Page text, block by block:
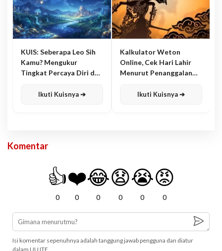
KUIS: Seberapa Leo Sih
Kamu? Mengukur
Tingkat Percaya Diri dan
Ikuti Kuisnya ➔
Kalkulator Weton
Online, Cek Hari Lahir
Menurut Penanggalan
Ikuti Kuisnya ➔
Komentar
👍
0
❤️
0
😂
0
😧
0
😭
0
😡
0
Isi komentar sepenuhnya adalah tanggung jawab pengguna dan diatur
dalam UU ITE